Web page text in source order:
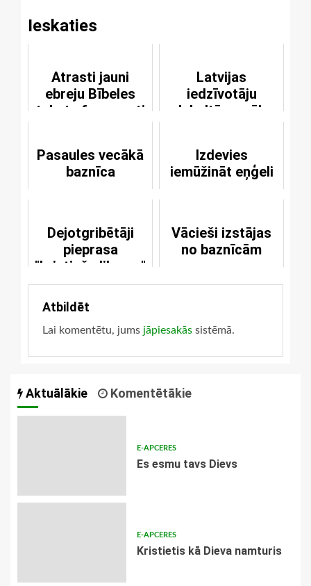
Ieskaties
Atrasti jauni
ebreju Bībeles
tekstu fragmenti
Latvijas
iedzīvotāju
dubultā morāle
Pasaules vecākā
baznīca
Izdevies
iemūžināt eņģeli
Dejotgribētāji
pieprasa
"kristiešu likuma"
atcelšanu
Vācieši izstājas
no baznīcām
Atbildēt
Lai komentētu, jums jāpiesakās sistēmā.
Aktuālākie Komentētākie
E-APCERES
Es esmu tavs Dievs
E-APCERES
Kristietis kā Dieva namturis